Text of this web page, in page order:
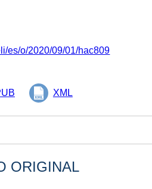
es/o/2020/09/01/hac809
XML
ORIGINAL